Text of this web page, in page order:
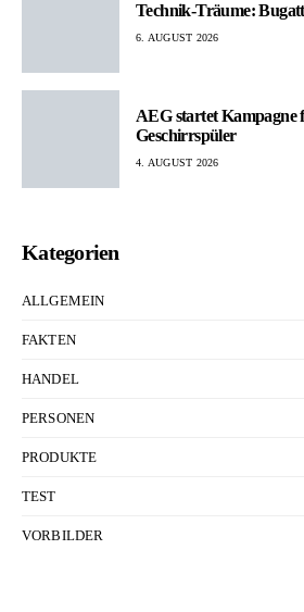
Technik-Träume:
6. AUGUST 2026
AEG startet Kampagne
Geschirrspüler
4. AUGUST 2026
Kategorien
ALLGEMEIN
FAKTEN
HANDEL
PERSONEN
PRODUKTE
TEST
VORBILDER